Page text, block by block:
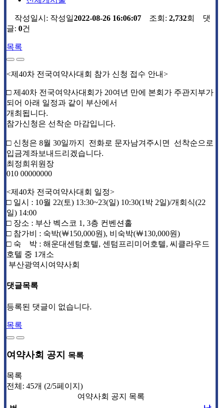
작성일시: 작성일2022-08-26 16:06:07 조회: 2,732회 댓
글: 0건
목록
<제40차 전국여약사대회 참가 신청 접수 안내>
□ 제40차 전국여약사대회가 20여년 만에 본회가 주관지부가
되어 아래 일정과 같이 부산에서
개최됩니다.
참가신청은 선착순 마감입니다.
□ 신청은 8월 30일까지 전화로 문자남겨주시면 선착순으로
입금계좌보내드리겠습니다.
최정희위원장
010 00000000
<제40차 전국여약사대회 일정>
□ 일시 : 10월 22(토) 13:30~23(일) 10:30(1박 2일)/개회식(22
일) 14:00
□ 장소 : 부산 벡스코 1, 3층 컨벤션홀
□ 참가비 : 숙박(￦150,000원), 비숙박(￦130,000원)
□ 숙 박 : 해운대센텀호텔, 센텀프리미어호텔, 씨클라우드
호텔 중 1개소
부산광역시여약사회
댓글목록
등록된 댓글이 없습니다.
목록
여약사회 공지 목록
목록
전체: 45개 (2/5페이지)
여약사회 공지 목록